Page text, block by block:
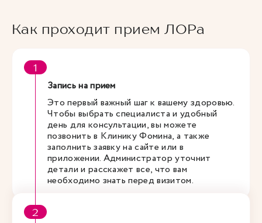
Как проходит прием ЛОРа
Запись на прием
Это первый важный шаг к вашему здоровью.
Чтобы выбрать специалиста и удобный
день для консультации, вы можете
позвонить в Клинику Фомина, а также
заполнить заявку на сайте или в
приложении. Администратор уточнит
детали и расскажет все, что вам
необходимо знать перед визитом.